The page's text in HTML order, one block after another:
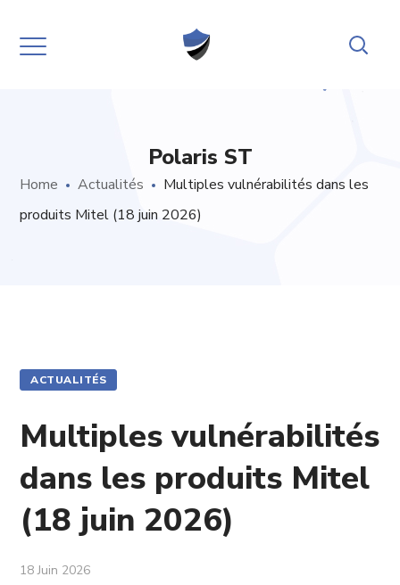
Polaris ST
Home Actualités
Multiples vulnérabilités dans les
produits Mitel (18 juin 2026)
ACTUALITÉS
Multiples vulnérabilités
dans les produits Mitel
(18 juin 2026)
18 Juin 2026